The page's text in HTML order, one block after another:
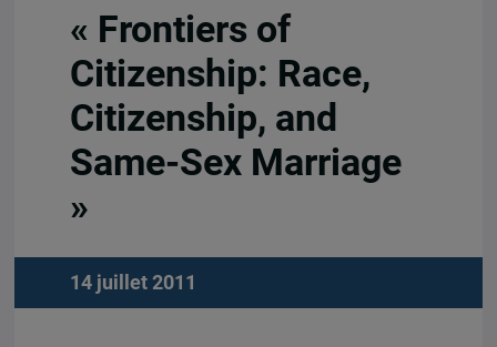
« Frontiers of
Citizenship: Race,
Citizenship, and
Same-Sex Marriage
»
14 juillet 2011